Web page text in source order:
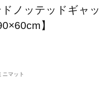
ノッテッドギャッ
】
ニマット